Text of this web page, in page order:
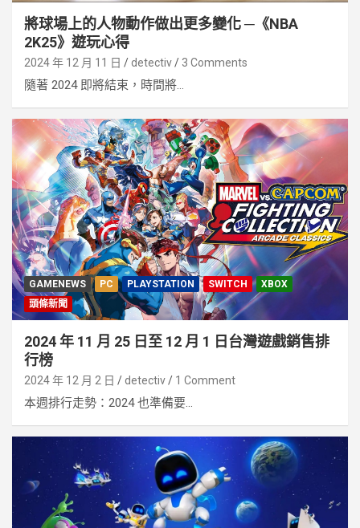
將球場上的人物動作做出更多變化 ─《NBA
2K25》遊玩心得
2024 年 12 月 11 日 detectiv 3 Comments
隨著 2024 即將結束，時間將...
GAMENEWS PC PLAYSTATION SWITCH
XBOX
頭條新聞
2024 年 11 月 25 日至 12 月 1 日台灣遊戲銷售排
行榜
2024 年 12 月 2 日 detectiv 1 Comment
本週排行走勢：2024 也準備要...